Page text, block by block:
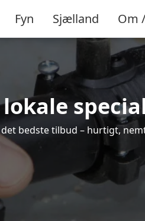
Fyn Sjælland Om
bedste tilbud – hurtigt,